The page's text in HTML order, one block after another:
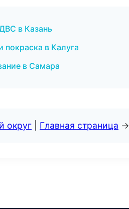
в Казань
в Калуга
в Самара
округ Главная страница →